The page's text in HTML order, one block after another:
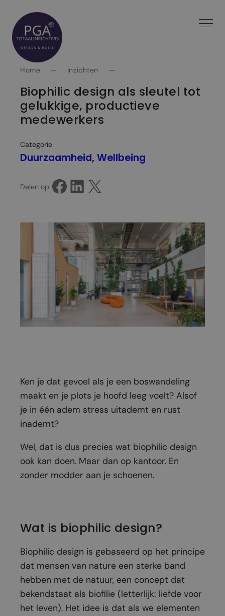
Spring
naar
inhoud
Home — Inzichten —
Biophilic design als sleutel tot
gelukkige, productieve
medewerkers
Categorie
Duurzaamheid, Wellbeing
Delen op: Delen op Facebook Delen op LinkedIn Delen op X
Ken je dat gevoel als je een boswandeling
maakt en je plots je hoofd leeg voelt? Alsof
je in één adem stress uitademt en rust
inademt?
Wel, dat is dus precies wat biophilic design
ook kan doen. Maar dan op kantoor. En
zonder modder aan je schoenen.
Wat is biophilic design?
Biophilic design is gebaseerd op het principe
dat mensen van nature een sterke band
hebben met de natuur, een concept dat
bekendstaat als biofilie (letterlijk: liefde voor
het leven). Het idee is dat als we elementen